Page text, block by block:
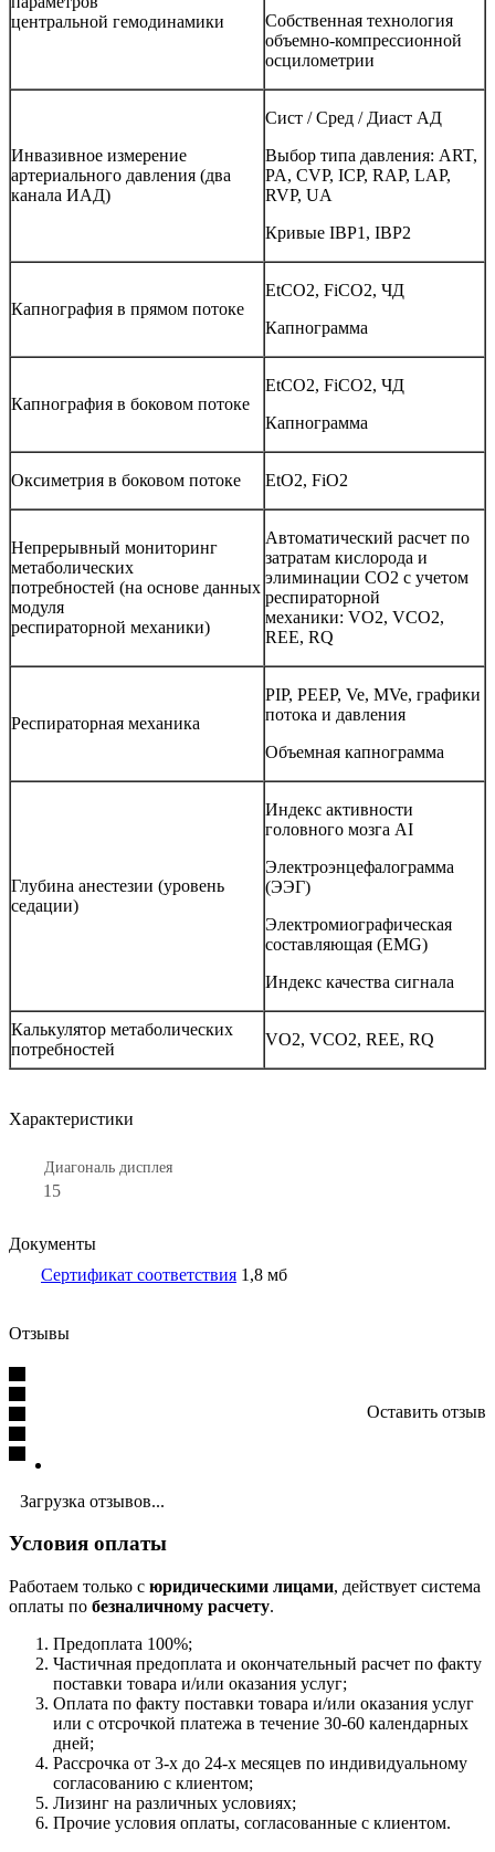
центральной гемодинамики
Собственная технология
объемно-компрессионной
осцилометрии
Инвазивное измерение
артериального давления (два
канала ИАД)
Сист / Сред / Диаст АД
Выбор типа давления: ART,
PA, CVP, ICP, RAP, LAP,
RVP, UA
Кривые IBP1, IBP2
Капнография в прямом потоке
EtCO2, FiCO2, ЧД
Капнограмма
Капнография в боковом потоке
EtCO2, FiCO2, ЧД
Капнограмма
Оксиметрия в боковом потоке EtO2, FiO2
Непрерывный мониторинг
метаболических
потребностей (на основе данных
модуля
респираторной механики)
Автоматический расчет по
затратам кислорода и
элиминации CO2 с учетом
респираторной
механики: VO2, VCO2,
REE, RQ
Респираторная механика
PIP, PEEP, Ve, MVe, графики
потока и давления
Объемная капнограмма
Глубина анестезии (уровень
седации)
Индекс активности
головного мозга AI
Электроэнцефалограмма
(ЭЭГ)
Электромиографическая
составляющая (EMG)
Индекс качества сигнала
Калькулятор метаболических
потребностей
VO2, VCO2, REE, RQ
Характеристики
Диагональ дисплея
15
Документы
Сертификат соответствия 1,8 мб
Отзывы
Оставить отзыв
Загрузка отзывов...
Условия оплаты
Работаем только с юридическими лицами, действует система
оплаты по безналичному расчету.
Предоплата 100%;
Частичная предоплата и окончательный расчет по факту
поставки товара и/или оказания услуг;
Оплата по факту поставки товара и/или оказания услуг
или с отсрочкой платежа в течение 30-60 календарных
дней;
Рассрочка от 3-х до 24-х месяцев по индивидуальному
согласованию с клиентом;
Лизинг на различных условиях;
Прочие условия оплаты, согласованные с клиентом.